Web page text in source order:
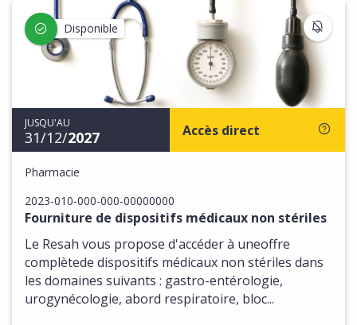
Disponible
JUSQU'AU
31/12/2027 Accès direct
Pharmacie
2023-010-000-000-00000000
Fourniture de dispositifs médicaux non stériles
Le Resah vous propose d'accéder à uneoffre
complètede dispositifs médicaux non stériles dans
les domaines suivants : gastro-entérologie,
urogynécologie, abord respiratoire, bloc...